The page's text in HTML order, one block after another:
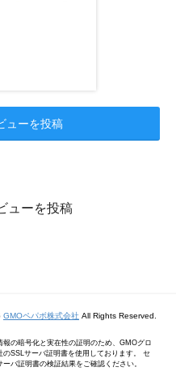
ューを投稿
ューを投稿
GMOペパボ株式会社 All Rights Reserved.
報の暗号化と実在性の証明のため、GMOグロ
のSSLサーバ証明書を使用しております。 セ
バ証明書の検証結果をご確認ください。